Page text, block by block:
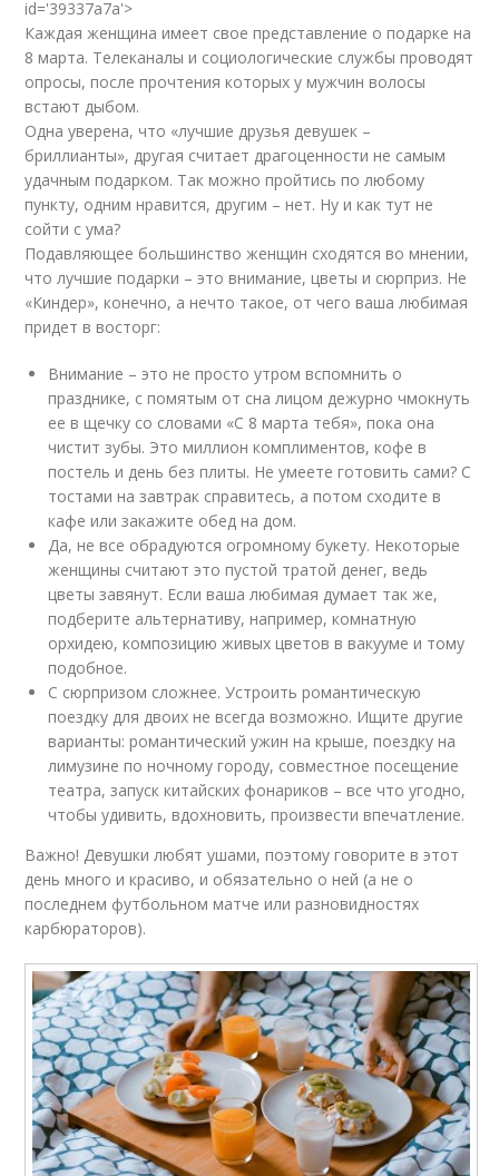
id='39337a7a'>
Каждая женщина имеет свое представление о подарке на
8 марта. Телеканалы и социологические службы проводят
опросы, после прочтения которых у мужчин волосы
встают дыбом.
Одна уверена, что «лучшие друзья девушек –
бриллианты», другая считает драгоценности не самым
удачным подарком. Так можно пройтись по любому
пункту, одним нравится, другим – нет. Ну и как тут не
сойти с ума?
Подавляющее большинство женщин сходятся во мнении,
что лучшие подарки – это внимание, цветы и сюрприз. Не
«Киндер», конечно, а нечто такое, от чего ваша любимая
придет в восторг:
Внимание – это не просто утром вспомнить о
празднике, с помятым от сна лицом дежурно чмокнуть
ее в щечку со словами «С 8 марта тебя», пока она
чистит зубы. Это миллион комплиментов, кофе в
постель и день без плиты. Не умеете готовить сами? С
тостами на завтрак справитесь, а потом сходите в
кафе или закажите обед на дом.
Да, не все обрадуются огромному букету. Некоторые
женщины считают это пустой тратой денег, ведь
цветы завянут. Если ваша любимая думает так же,
подберите альтернативу, например, комнатную
орхидею, композицию живых цветов в вакууме и тому
подобное.
С сюрпризом сложнее. Устроить романтическую
поездку для двоих не всегда возможно. Ищите другие
варианты: романтический ужин на крыше, поездку на
лимузине по ночному городу, совместное посещение
театра, запуск китайских фонариков – все что угодно,
чтобы удивить, вдохновить, произвести впечатление.
Важно! Девушки любят ушами, поэтому говорите в этот
день много и красиво, и обязательно о ней (а не о
последнем футбольном матче или разновидностях
карбюраторов).